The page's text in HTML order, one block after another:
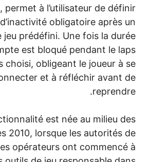
« pause auto
une période
temps de
atteinte, le
de temps
Cette
régulation et